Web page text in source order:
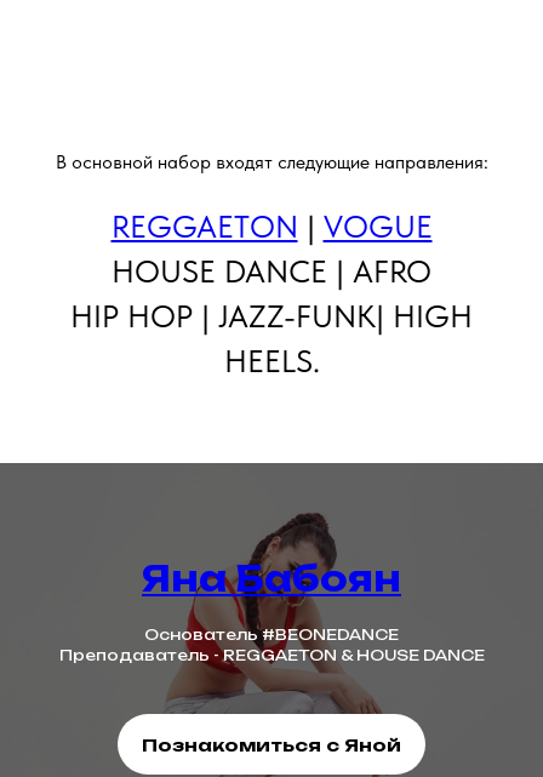
В основной набор входят следующие направления:
REGGAETON | VOGUE
HOUSE DANCE | AFRO
HIP HOP | JAZZ-FUNK| HIGH
HEELS.
Яна Бабоян
Основатель #BEONEDANCE
Преподаватель - REGGAETON & HOUSE DANCE
Познакомиться с Яной